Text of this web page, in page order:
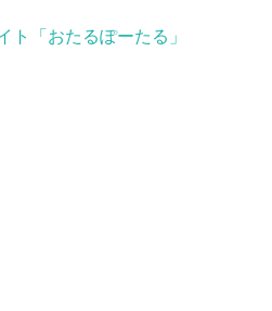
ト「おたるぽーたる」